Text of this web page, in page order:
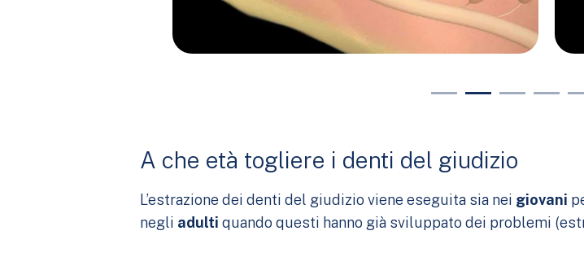
A che età togliere i denti del giudizio
L’estrazione dei denti del giudizio viene eseguita sia nei giovani
negli adulti quando questi hanno già sviluppato dei problemi